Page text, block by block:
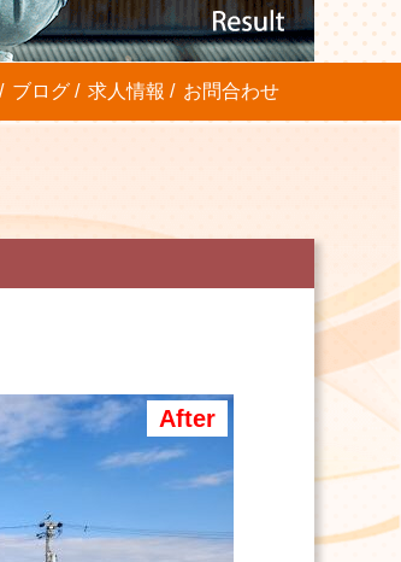
ブログ 求人情報 お問合わせ